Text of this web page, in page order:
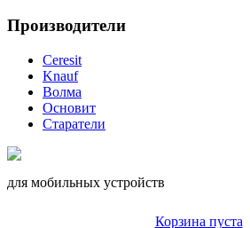
Производители
Ceresit
Knauf
Волма
Основит
Старатели
для мобильных устройств
Корзина пуста